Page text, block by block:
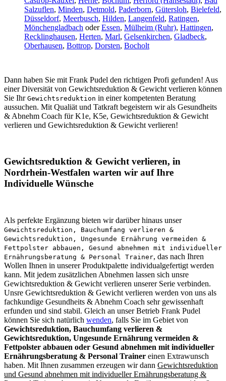
Salzuflen, Minden, Detmold, Paderborn, Gütersloh, Bielefeld,
Düsseldorf, Meerbusch, Hilden, Langenfeld, Ratingen,
Mönchengladbach oderEssen, Mülheim (Ruhr), Hattingen,
Recklinghausen, Herten, Marl, Gelsenkirchen, Gladbeck,
Oberhausen, Bottrop, Dorsten, Bocholt
Dann haben Sie mit Frank Pudel den richtigen Profi gefunden! Aus
einer Diversität von Gewichtsreduktion & Gewicht verlieren können
Sie Ihr Gewichtsreduktion in einer kompetenten Beratung
aussuchen. Mit Qualiät und Tatkraft begeistern wir als Gesundheits
& Abnehm Coach für K1e, K5e, Gewichtsreduktion & Gewicht
verlieren und Gewichtsreduktion & Gewicht verlieren!
Gewichtsreduktion & Gewicht verlieren, in
Nordrhein-Westfalen warten wir auf Ihre
Individuelle Wünsche
Als perfekte Ergänzung bieten wir darüber hinaus unser
Gewichtsreduktion, Bauchumfang verlieren &
Gewichtsreduktion, Ungesunde Ernährung vermeiden &
Fettpolster abbauen, Gesund abnehmen mit individueller
Ernährungsberatung & Personal Trainer, das nach Ihren
Wollen Ihnen in unserer Produktpalette individualgefertigt werden
kann. Mit jedem zusätzlichen Abnehmen lassen sich unsre
Gewichtsreduktion & Gewicht verlieren unserer Serie verbinden.
Unsre Gewichtsreduktion & Gewicht verlieren werden von uns als
fachkundige Gesundheits & Abnehm Coach sehr gewissenhaft
erfunden und sind stabil. Gleich an unser Betrieb Frank Pudel
können Sie sich natürlich wenden, falls Sie im Gebiet von
Gewichtsreduktion, Bauchumfang verlieren &
Gewichtsreduktion, Ungesunde Ernährung vermeiden &
Fettpolster abbauen oder Gesund abnehmen mit individueller
Ernährungsberatung & Personal Trainer einen Extrawunsch
haben. Mit Ihnen zusammen erzeugen wir dann Gewichtsreduktion
und Gesund abnehmen mit individueller Ernährungsberatung &